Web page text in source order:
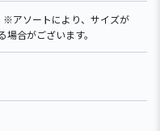
アソートにより、サイズが
場合がございます。